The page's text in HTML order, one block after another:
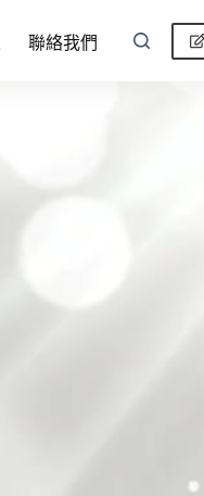
聯絡我們